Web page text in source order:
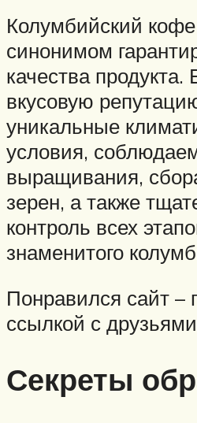
Колумбийский
синонимом
качества продукта.
вкусовую
уникальные
условия,
выращивания,
зерен, а также
контроль всех
знаменитого
Понравился сайт –
ссылкой с
Секреты